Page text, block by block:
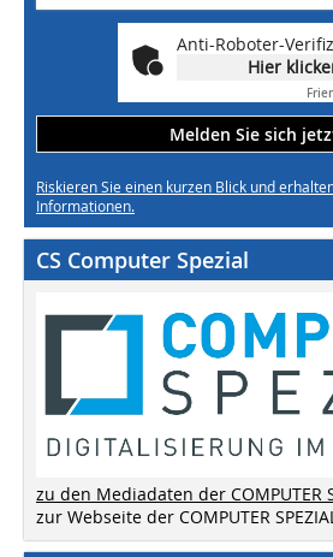
Anti-Roboter-
Hier
Melden Sie sich
Riskieren Sie einen kurzen Blick und
Informationen.
CS Computer Spezial
zu den Mediadaten der COMPUTER
zur Webseite der COMPUTER